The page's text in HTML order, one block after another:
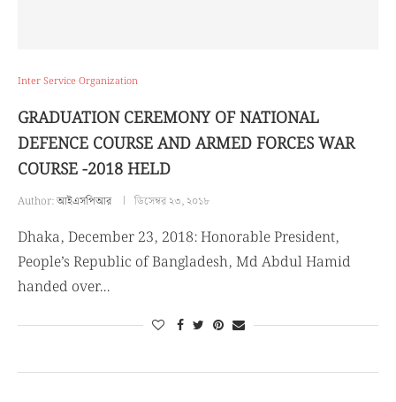
Inter Service Organization
GRADUATION CEREMONY OF NATIONAL
DEFENCE COURSE AND ARMED FORCES WAR
COURSE -2018 HELD
Author:আইএসপিআর ডিসেম্বর ২৩, ২০১৮
Dhaka, December 23, 2018: Honorable President,
People’s Republic of Bangladesh, Md Abdul Hamid
handed over…